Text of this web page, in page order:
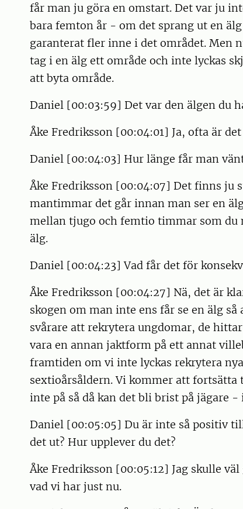
får man ju göra en omstart. Det var ju
bara femton år - om det sprang ut en
garanterat fler inne i det området. Men
tag i en älg ett område och inte lyckas
att byta område.
Daniel [00:03:59] Det var den älgen du
Åke Fredriksson [00:04:01] Ja, ofta är det
Daniel [00:04:03] Hur länge får man
Åke Fredriksson [00:04:07] Det finns ju
mantimmar det går innan man ser en
mellan tjugo och femtio timmar som du
älg.
Daniel [00:04:23] Vad får det för
Åke Fredriksson [00:04:27] Nä, det är
skogen om man inte ens får se en älg
svårare att rekrytera ungdomar, de
vara en annan jaktform på ett annat
framtiden om vi inte lyckas rekrytera
sextioårsåldern. Vi kommer att
inte på så då kan det bli brist på jägare
Daniel [00:05:05] Du är inte så positiv
det ut? Hur upplever du det?
Åke Fredriksson [00:05:12] Jag skulle
vad vi har just nu.